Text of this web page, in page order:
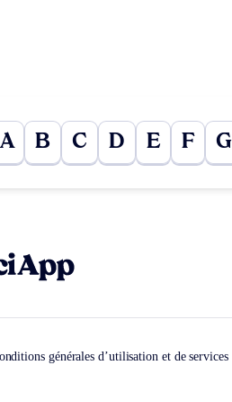
A B C D E F G
générales d’utilisation et de services